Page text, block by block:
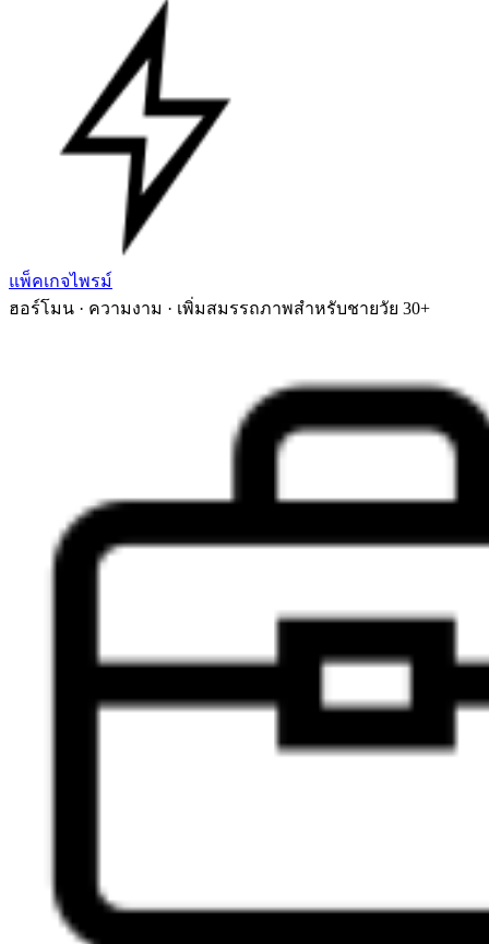
แพ็คเกจไพรม์
ฮอร์โมน · ความงาม · เพิ่มสมรรถภาพสำหรับชายวัย 30+